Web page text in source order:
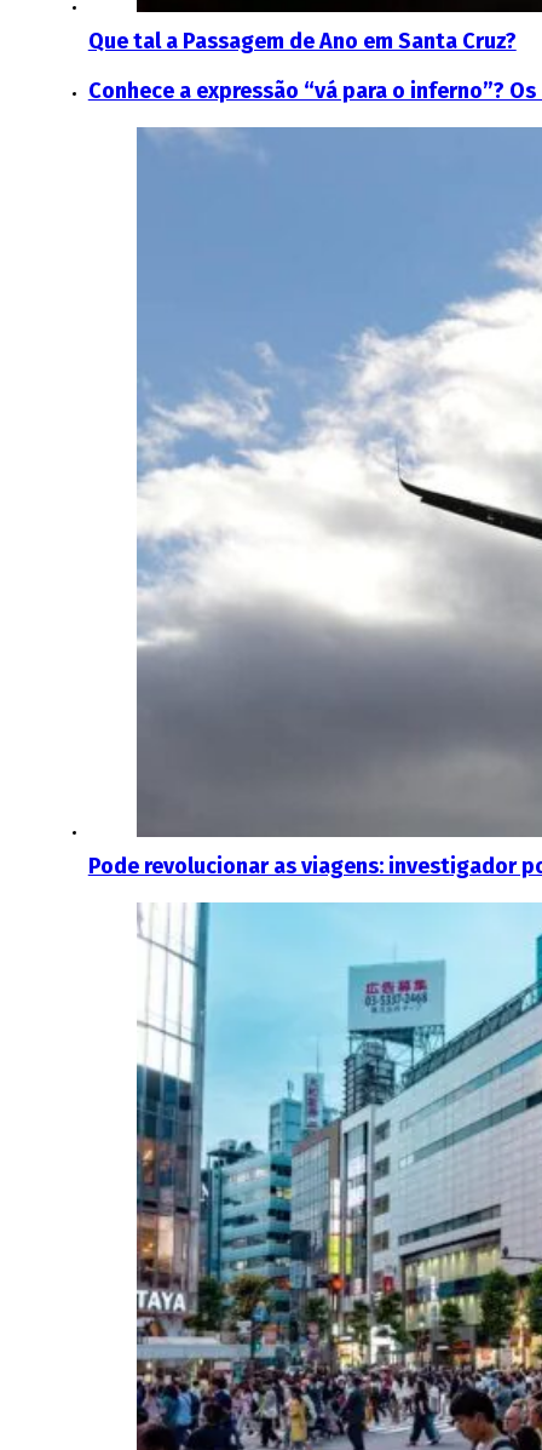
Que tal a Passagem de Ano em Santa Cruz?
Conhece a expressão “vá para o inferno”?
Pode revolucionar as viagens: investigador